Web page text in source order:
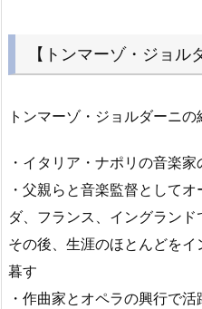
【トンマーゾ・ジョル
トンマーゾ・ジョルダーニの
・イタリア・ナポリの音楽
・父親らと音楽監督として
ダ、フランス、イングランド
その後、生涯のほとんどを
暮す
・作曲家とオペラの興行で活